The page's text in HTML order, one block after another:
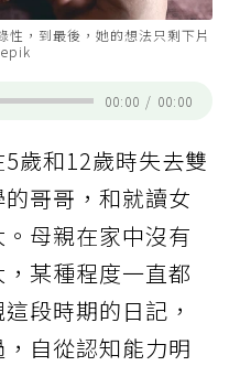
性，到最後，她的想法只剩下片
00:00 / 00:00
歲和12歲時失去雙
哥哥，和就讀女
母親在家中沒有
某種程度一直都
段時期的日記，
自從認知能力明